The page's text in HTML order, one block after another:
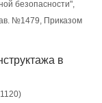
безопасности",
№1479, Приказом
в